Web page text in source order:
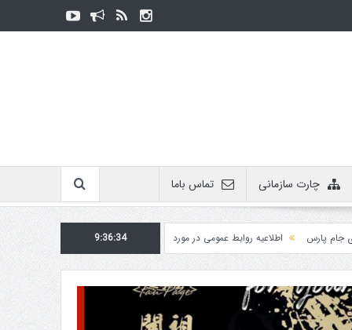
چارت سازمانی تماس باما
اطلاعیه روابط عمومی در مورد برگزاری مسابقات فدراسیون9:36:35